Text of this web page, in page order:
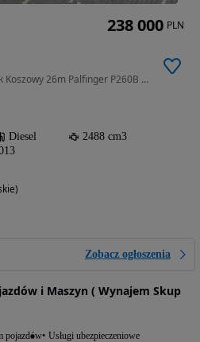
2488 cm3 • 120 KM • Podnośnik Koszowy 26m Palfinger P260B + Pilot Zwyżka CMC Ruthmann P7
Diesel
2488 cm3
Zobacz ogłoszenia
i Maszyn ( Wynajem Skup
pojazdów Usługi ubezpieczeniowe
238 000 PLN